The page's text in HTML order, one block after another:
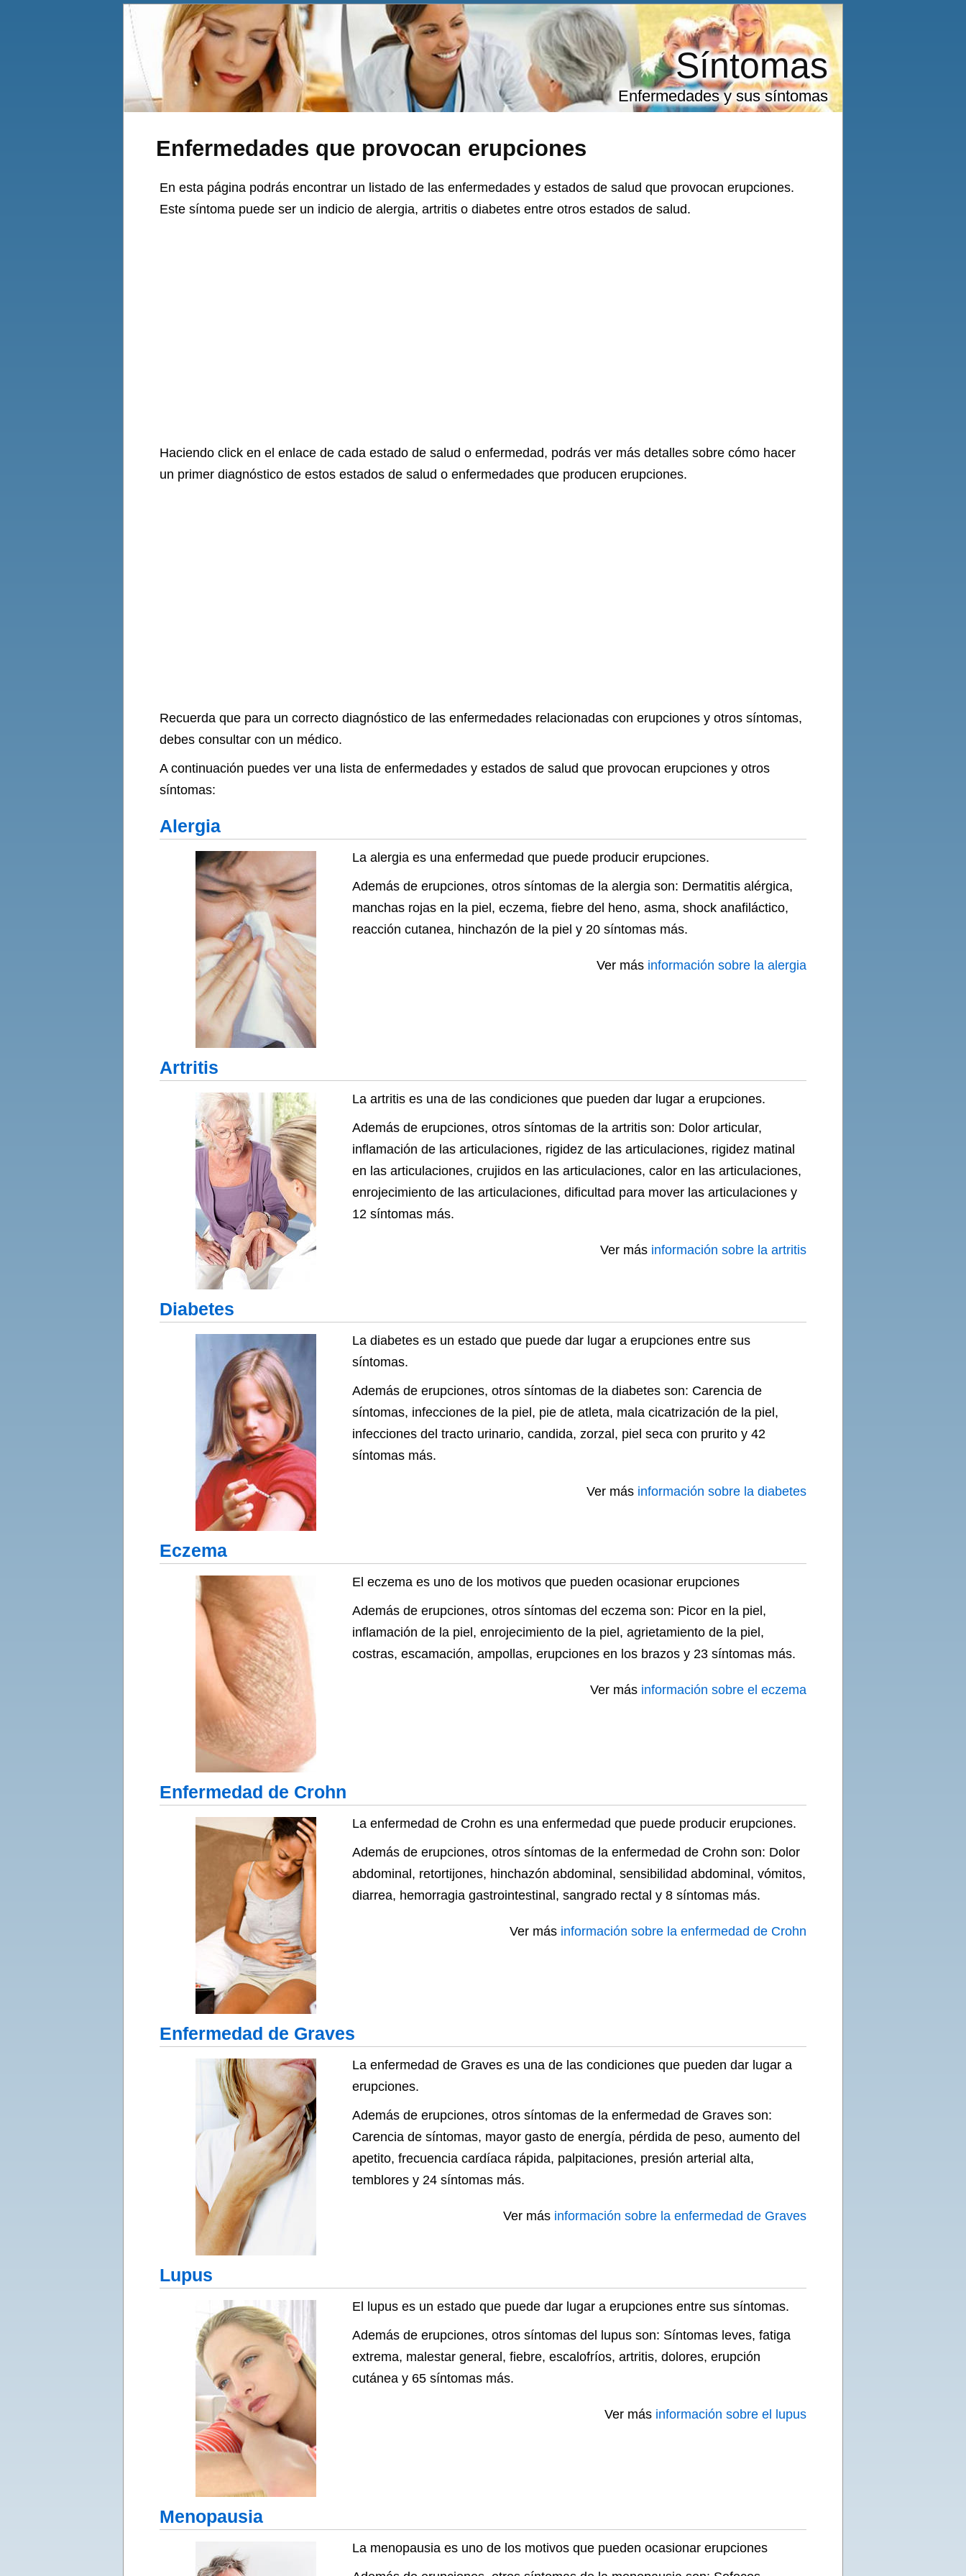
Enfermedades que provocan erupciones
Síntomas
Enfermedades y sus síntomas
En esta página podrás encontrar un listado de las enfermedades y estados de salud que provocan erupciones.
Este síntoma puede ser un indicio de alergia, artritis o diabetes entre otros estados de salud.
Haciendo click en el enlace de cada estado de salud o enfermedad, podrás ver más detalles sobre cómo hacer
un primer diagnóstico de estos estados de salud o enfermedades que producen erupciones.
Recuerda que para un correcto diagnóstico de las enfermedades relacionadas con erupciones y otros síntomas,
debes consultar con un médico.
A continuación puedes ver una lista de enfermedades y estados de salud que provocan erupciones y otros
síntomas:
Alergia
La alergia es una enfermedad que puede producir erupciones.
Además de erupciones, otros síntomas de la alergia son: Dermatitis alérgica,
manchas rojas en la piel, eczema, fiebre del heno, asma, shock anafiláctico,
reacción cutanea, hinchazón de la piel y 20 síntomas más.
Ver más información sobre la alergia
Artritis
La artritis es una de las condiciones que pueden dar lugar a erupciones.
Además de erupciones, otros síntomas de la artritis son: Dolor articular,
inflamación de las articulaciones, rigidez de las articulaciones, rigidez matinal
en las articulaciones, crujidos en las articulaciones, calor en las articulaciones,
enrojecimiento de las articulaciones, dificultad para mover las articulaciones y
12 síntomas más.
Ver más información sobre la artritis
Diabetes
La diabetes es un estado que puede dar lugar a erupciones entre sus
síntomas.
Además de erupciones, otros síntomas de la diabetes son: Carencia de
síntomas, infecciones de la piel, pie de atleta, mala cicatrización de la piel,
infecciones del tracto urinario, candida, zorzal, piel seca con prurito y 42
síntomas más.
Ver más información sobre la diabetes
Eczema
El eczema es uno de los motivos que pueden ocasionar erupciones
Además de erupciones, otros síntomas del eczema son: Picor en la piel,
inflamación de la piel, enrojecimiento de la piel, agrietamiento de la piel,
costras, escamación, ampollas, erupciones en los brazos y 23 síntomas más.
Ver más información sobre el eczema
Enfermedad de Crohn
La enfermedad de Crohn es una enfermedad que puede producir erupciones.
Además de erupciones, otros síntomas de la enfermedad de Crohn son: Dolor
abdominal, retortijones, hinchazón abdominal, sensibilidad abdominal, vómitos,
diarrea, hemorragia gastrointestinal, sangrado rectal y 8 síntomas más.
Ver más información sobre la enfermedad de Crohn
Enfermedad de Graves
La enfermedad de Graves es una de las condiciones que pueden dar lugar a
erupciones.
Además de erupciones, otros síntomas de la enfermedad de Graves son:
Carencia de síntomas, mayor gasto de energía, pérdida de peso, aumento del
apetito, frecuencia cardíaca rápida, palpitaciones, presión arterial alta,
temblores y 24 síntomas más.
Ver más información sobre la enfermedad de Graves
Lupus
El lupus es un estado que puede dar lugar a erupciones entre sus síntomas.
Además de erupciones, otros síntomas del lupus son: Síntomas leves, fatiga
extrema, malestar general, fiebre, escalofríos, artritis, dolores, erupción
cutánea y 65 síntomas más.
Ver más información sobre el lupus
Menopausia
La menopausia es uno de los motivos que pueden ocasionar erupciones